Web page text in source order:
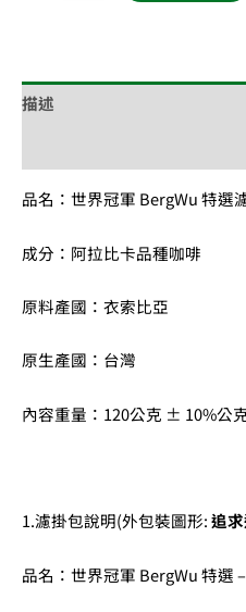
描述
品名：世界冠軍 BergWu 特選
成分：阿拉比卡品種咖啡
原料產國：衣索比亞
原生產國：台灣
內容重量：120公克 ± 10%公
1.濾掛包說明(外包裝圖形:追
品名：世界冠軍 BergWu 特選